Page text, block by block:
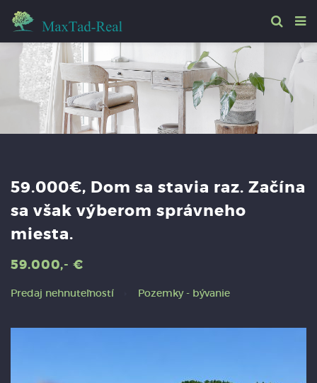
59.000€, Dom sa stavia raz. Začína
sa však výberom správneho
miesta.
59.000,- €
Predaj nehnuteľností Pozemky - bývanie